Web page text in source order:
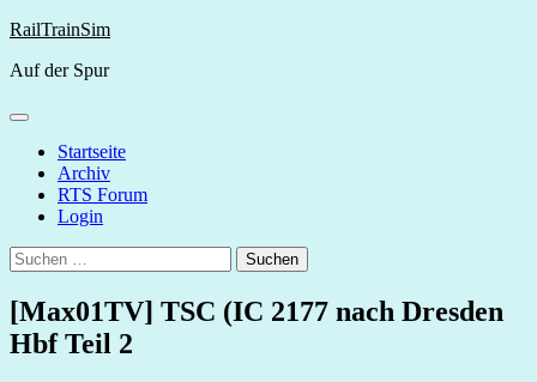
Skip
content
RailTrainSim
Auf der Spur
Startseite
Archiv
RTS Forum
Login
Suchen
nach:
[Max01TV] TSC (IC 2177 nach Dresden
Hbf Teil 2